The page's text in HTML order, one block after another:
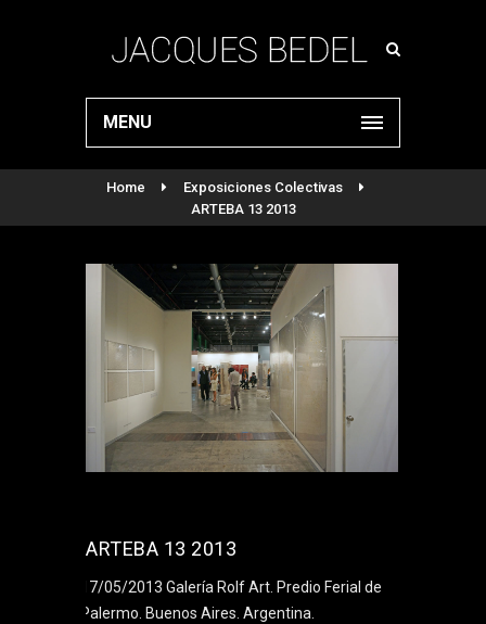
MENU
Home
Exposiciones Colectivas
ARTEBA 13 2013
ARTEBA 13 2013
17/05/2013 Galería Rolf Art. Predio Ferial de
Palermo. Buenos Aires. Argentina.